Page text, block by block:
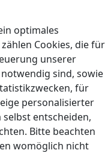
optimales
Cookies, die für
unserer
sind, sowie
für
personalisierter
entscheiden,
Bitte beachten
womöglich nicht